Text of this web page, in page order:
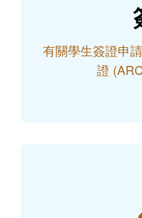
有關學生簽證申
證